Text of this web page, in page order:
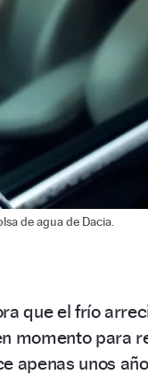
de agua de Dacia.
que el frío
momento para
apenas unos